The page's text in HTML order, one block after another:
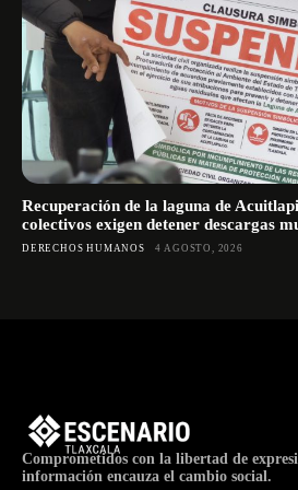
Recuperación de la laguna de
colectivos exigen detener descargas
DERECHOS HUMANOS 4 AGOSTO, 2026
Comprometidos con la libertad de
información encauza el cambio social.